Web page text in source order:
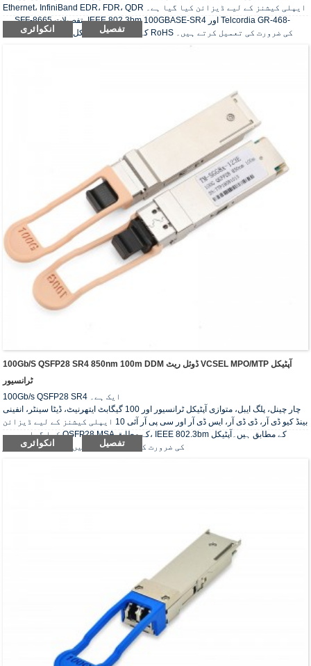
Ethernet، InfiniBand EDR، FDR، QDR ایپلی کیشنز کے لیے ڈیزائن کیا گیا ہے۔
وہ SFF-8665 تفصیلات، IEEE 802.3bm 100GBASE-SR4 اور Telcordia GR-468-
CORE کے مطابق ہیں۔آپٹیکل ٹرانسسیورز RoHS کی ضرورت کی تعمیل کرتے ہیں۔
انکوائری تفصیل
100Gb/s QSFP28 SR4 850nm 100m DDM ڈوئل ریٹ VCSEL MPO/MTP آپٹیکل
ٹرانسیور
100Gb/s QSFP28 SR4 ایک ہے۔
چار چینل، پلگ ایبل، متوازی آپٹیکل ٹرانسیور اور 100 گیگابٹ ایتھرنیٹ، ڈیٹا سینٹر، انفینی
بینڈ کیو ڈی آر، ڈی ڈی آر، ایس ڈی آر اور سی پی آر آئی 10 ایپلی کیشنز کے لیے ڈیزائن
کیا گیا ہے۔وہ QSFP28 MSA کے مطابق، IEEE 802.3bm کے مطابق ہیں۔آپٹیکل
ٹرانسیور RoHS-6 کی ضرورت کی تعمیل کرتے ہیں۔
انکوائری تفصیل